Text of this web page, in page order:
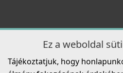
Ez a weboldal
Tájékoztatjuk, hogy